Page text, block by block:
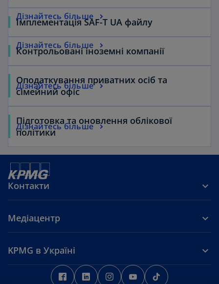
Імплементація SAF-T UA файлу
Дізнайтесь більше
Контрольовані іноземні компанії
Дізнайтесь більше
Оподаткування приватних осіб та
сімейний офіс
Дізнайтесь більше
Підготовка та оновлення облікової
політики
Дізнайтесь більше
Контакти
Медіацентр
KPMG в Україні
o
o
o
o